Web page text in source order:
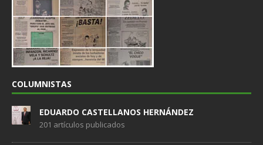
COLUMNISTAS
EDUARDO CASTELLANOS HERNÁNDEZ
201 artículos publicados